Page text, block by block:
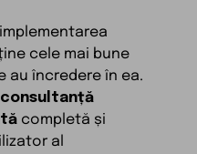
cele mai bune
au încredere în ea.
consultanță
completă și
al